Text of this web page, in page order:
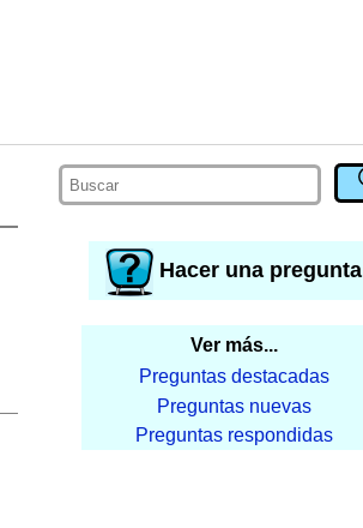
Hacer una pregunta
Ver más...
Preguntas destacadas
Preguntas nuevas
Preguntas respondidas